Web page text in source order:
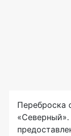
Переброска
«Северный».